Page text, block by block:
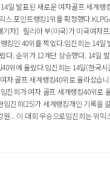
발표된 새로운 여자골프 세계
포인트랭킹1위를 확정했다
자］릴리아 부(미국)가 미국여자
인 40위를 찍었다.임진희는 14
. 순위가 12계단 상승했다. 14일
에 올랐다.임진희는 14일(한국
골프 세계랭킹40위로 올라섰습
희가 여자 골프 세계랭킹40위로
진희(25)가 세계랭킹개인 기록을
... 이 대회 우승으로임진희는 위